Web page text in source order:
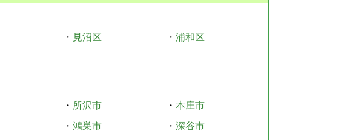
・ 見沼区 ・ 浦和区
・ 所沢市 ・ 本庄市
・ 鴻巣市 ・ 深谷市